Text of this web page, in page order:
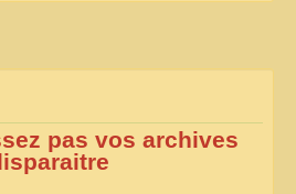
pas vos archives